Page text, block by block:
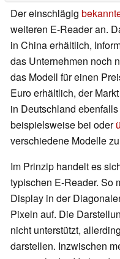
Der einschlägig
weiteren E-Reader an.
in China erhältlich,
das Unternehmen noch
das Modell für einen
Euro erhältlich, der
in Deutschland
beispielsweise bei oder
verschiedene Modelle
Im Prinzip handelt es
typischen E-Reader. So
Display in der
Pixeln auf. Die
nicht unterstützt,
darstellen. Inzwischen